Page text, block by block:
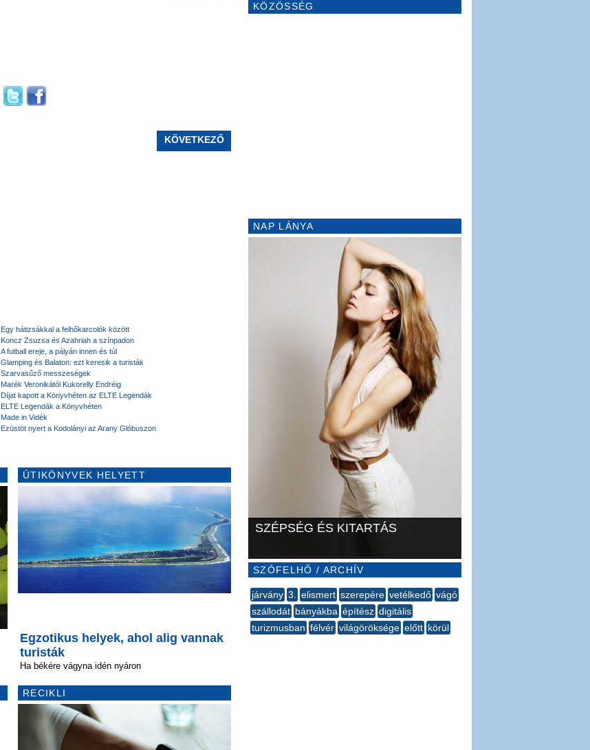
KÖVETKEZŐ
Egy hátizsákkal a felhőkarcolók között
Koncz Zsuzsa és Azahriah a színpadon
A futball ereje, a pályán innen és túl
Glamping és Balaton: ezt keresik a turisták
Szarvasűző messzeségek
Marék Veronikától Kukorelly Endréig
Díjat kapott a Könyvhéten az ELTE Legendák
ELTE Legendák a Könyvhéten
Made in Vidék
Ezüstöt nyert a Kodolányi az Arany Glóbuszon
ÚTIKÖNYVEK HELYETT
Egzotikus helyek, ahol alig vannak
turisták
Ha békére vágyna idén nyáron
RECIKLI
KÖZÖSSÉG
NAP LÁNYA
SZÉPSÉG ÉS KITARTÁS
SZÓFELHŐ / ARCHÍV
járvány 3. elismert szerepére vetélkedő vágó
szállodát bányákba építész digitális
turizmusban félvér világöröksége előtt körül